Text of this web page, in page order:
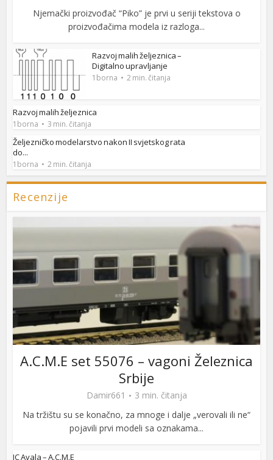
Njemački proizvođač “Piko” je prvi u seriji tekstova o
proizvođačima modela iz razloga...
Razvoj malih željeznica –
Digitalno upravljanje
1borna 2 min. čitanja
Razvoj malih željeznica
1borna 3 min. čitanja
Željezničko modelarstvo nakon II svjetskog rata
do...
1borna 2 min. čitanja
Recenzije
A.C.M.E set 55076 – vagoni Železnica
Srbije
Damir661
3 min. čitanja
Na tržištu su se konačno, za mnoge i dalje „verovali ili ne“
pojavili prvi modeli sa oznakama...
IC Avala – A.C.M.E